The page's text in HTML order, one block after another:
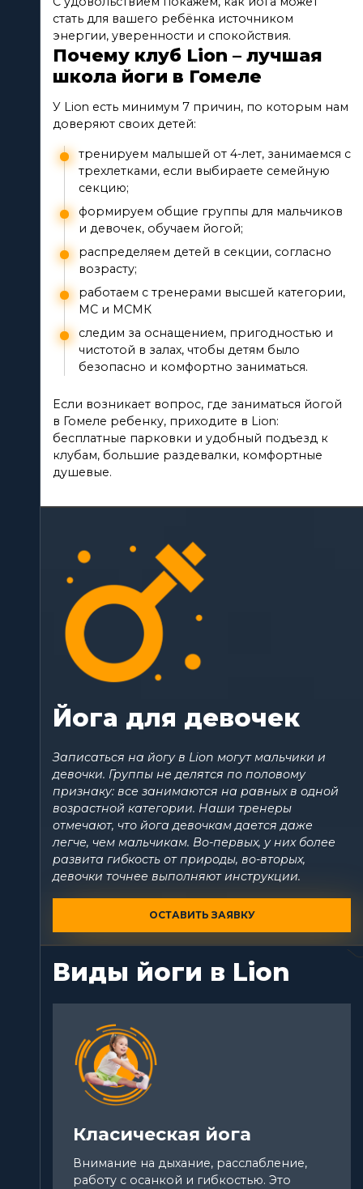
стать для вашего ребёнка источником
энергии, уверенности и спокойствия.
Почему клуб Lion – лучшая
школа йоги в Гомеле
У Lion есть минимум 7 причин, по которым нам
доверяют своих детей:
тренируем малышей от 4-лет, занимаемся с
трехлетками, если выбираете семейную
секцию;
формируем общие группы для мальчиков
и девочек, обучаем йогой;
распределяем детей в секции, согласно
возрасту;
работаем с тренерами высшей категории,
МС и МСМК
следим за оснащением, пригодностью и
чистотой в залах, чтобы детям было
безопасно и комфортно заниматься.
Если возникает вопрос, где заниматься йогой
в Гомеле ребенку, приходите в Lion:
бесплатные парковки и удобный подъезд к
клубам, большие раздевалки, комфортные
душевые.
Йога для девочек
Записаться на йогу в Lion могут мальчики и
девочки. Группы не делятся по половому
признаку: все занимаются на равных в одной
возрастной категории. Наши тренеры
отмечают, что йога девочкам дается даже
легче, чем мальчикам. Во-первых, у них более
развита гибкость от природы, во-вторых,
девочки точнее выполняют инструкции.
ОСТАВИТЬ ЗАЯВКУ
Виды йоги в Lion
Класическая йога
Внимание на дыхание, расслабление,
работу с осанкой и гибкостью. Это